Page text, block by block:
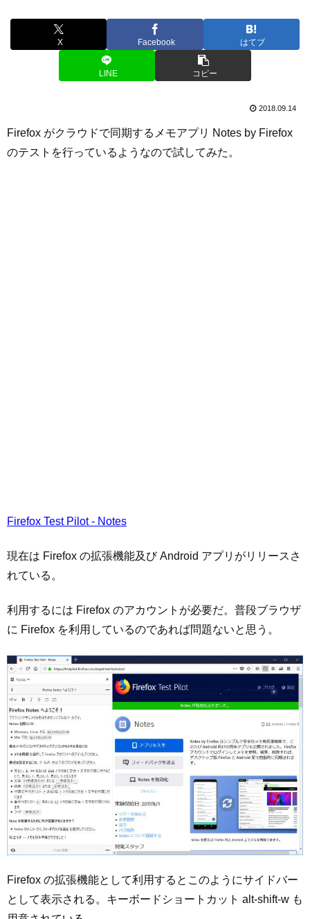
X Facebook はてブ
LINE コピー
2018.09.14
Firefox がクラウドで同期するメモアプリ Notes by Firefox
のテストを行っているようなので試してみた。
Firefox Test Pilot - Notes
現在は Firefox の拡張機能及び Android アプリがリリースさ
れている。
利用するには Firefox のアカウントが必要だ。普段ブラウザ
に Firefox を利用しているのであれば問題ないと思う。
Firefox の拡張機能として利用するとこのようにサイドバー
として表示される。キーボードショートカット alt-shift-w も